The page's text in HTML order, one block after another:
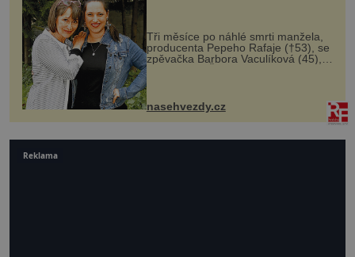
Tři měsíce po náhlé smrti manžela,
producenta Pepeho Rafaje (†53), se
zpěvačka Barbora Vaculíková (45),
dcera Petry Černocké (75), poprvé
ozvala veřejnosti. Na sociální síti
sdílela, že se snaží fung...
nasehvezdy.cz
Reklama